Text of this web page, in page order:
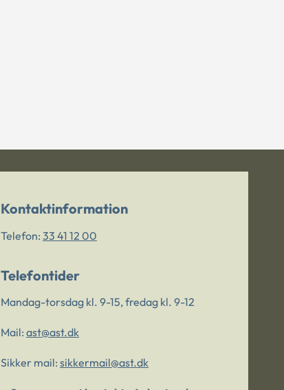
Kontaktinformation
Telefon: 33 41 12 00
Telefontider
Mandag-torsdag kl. 9-15, fredag kl. 9-12
Mail: ast@ast.dk
Sikker mail: sikkermail@ast.dk